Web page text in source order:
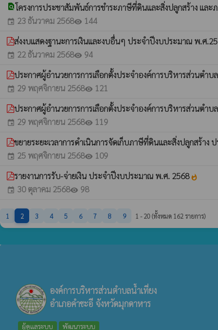
find_in_pageโครงการประชาสัมพันธ์การชำระภาษีที่ดินและสิ่งปลูกสร้าง แล
event 23 ธันวาคม 2568visibility 144
ส่งงบแสดงฐานะการเงินและงบอื่นๆ ประจำปีงบประมาณ พ.ศ
event 22 ธันวาคม 2568visibility 94
ประกาศผู้อำนวยการการเลือกตั้งประจำองค์การบริหารส่วนตำบ
event 29 พฤศจิกายน 2568visibility 121
ประกาศผู้อำนวยการการเลือกตั้งประจำองค์การบริหารส่วนตำบ
event 29 พฤศจิกายน 2568visibility 119
ขยายระยะเวลาการดำเนินการจัดเก็บภาษีที่ดินและสิ่งปลูกสร้าง
event 25 พฤศจิกายน 2568visibility 109
รายงานการรับ-จ่ายเงิน ประจำปีงบประมาณ พ.ศ. 2568whatshot
event 30 ตุลาคม 2568visibility 98
1 2 3 4 5 6 7 8 9 1 - 20 (ทั้งหมด 162 รายการ)
องค์การบริหารส่วนตำบลน้ำเที่ยง
อำเภอคำชะอี จังหวัดมุกดาหาร
ผู้ดูแลระบบ พัฒนาระบบ